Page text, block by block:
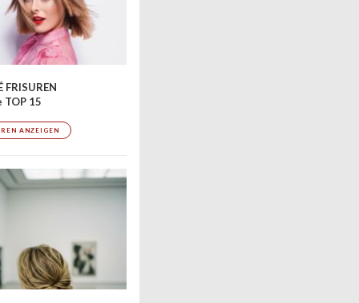
FRISUREN
TOP 15
ANZEIGEN